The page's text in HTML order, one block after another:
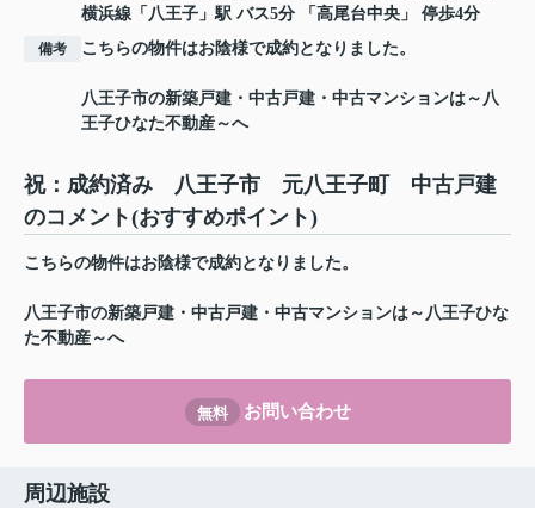
横浜線 「 八王子 」駅 バス5分 「高尾台中央」 停歩4分
備考 こちらの物件はお陰様で成約となりました。
八王子市の新築戸建・中古戸建・中古マンションは～八
王子ひなた不動産～へ
祝：成約済み 八王子市 元八王子町 中古戸建
のコメント(おすすめポイント)
こちらの物件はお陰様で成約となりました。
八王子市の新築戸建・中古戸建・中古マンションは～八王子ひな
た不動産～へ
無料 お問い合わせ
周辺施設